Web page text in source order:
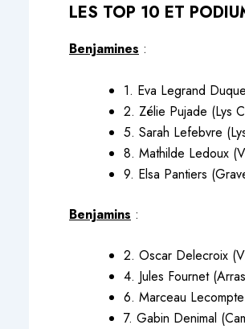
LES TOP 10 ET
Benjamines :
1. Eva Legrand
2. Zélie Pujade (Lys
5. Sarah Lefebvre
8. Mathilde Ledoux
9. Elsa Pantiers
Benjamins :
2. Oscar Delecroix
4. Jules Fournet
6. Marceau
7. Gabin Denimal